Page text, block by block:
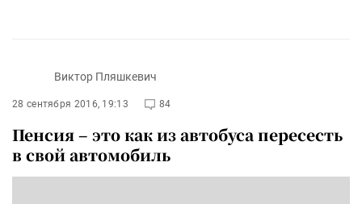
Виктор Пляшкевич
28 сентября 2016, 19:13 84
Пенсия – это как из автобуса пересесть
в свой автомобиль